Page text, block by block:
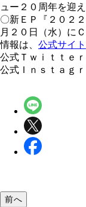
ュー２０周年を迎え
〇新ＥＰ『２０
月２０日（水）に
情報は、 公式サイト
公式Ｔｗｉｔｔｅｒ
公式Ｉｎｓｔａｇｒ
前へ